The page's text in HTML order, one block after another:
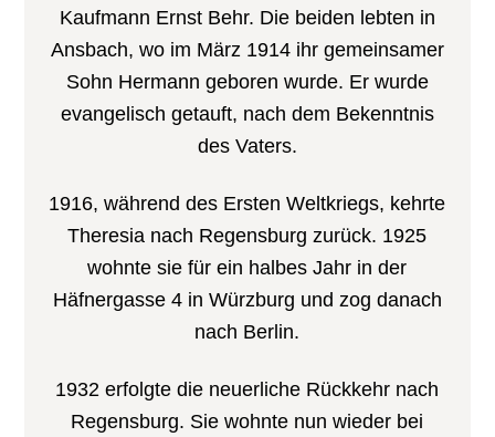
Kaufmann Ernst Behr. Die beiden lebten in
Ansbach, wo im März 1914 ihr gemeinsamer
Sohn Hermann geboren wurde. Er wurde
evangelisch getauft, nach dem Bekenntnis
des Vaters.
1916, während des Ersten Weltkriegs, kehrte
Theresia nach Regensburg zurück. 1925
wohnte sie für ein halbes Jahr in der
Häfnergasse 4 in Würzburg und zog danach
nach Berlin.
1932 erfolgte die neuerliche Rückkehr nach
Regensburg. Sie wohnte nun wieder bei